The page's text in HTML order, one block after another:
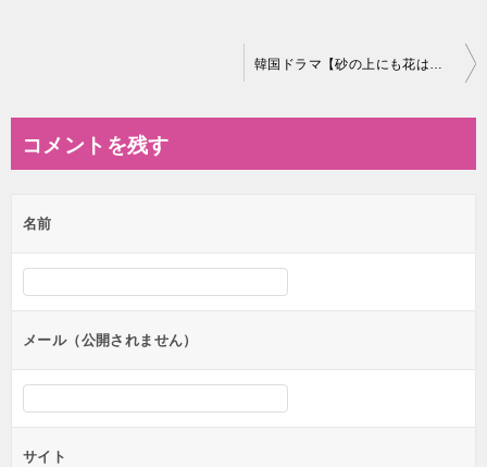
ビ
ー
シ
ン
韓国ドラマ【砂の上にも花は咲く】相関図とキャスト情報
コメントを残す
名前
メール（公開されません）
サイト